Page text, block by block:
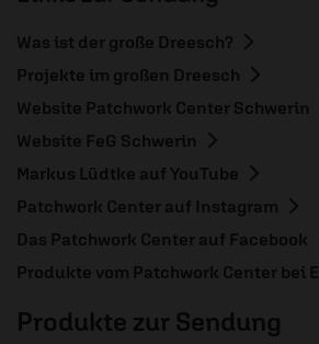
Was ist der große Dreesch?
Projekte im großen Dreesch
Website Patchwork Center Schwerin
Website FeG Schwerin
Markus Lüdtke auf YouTube
Patchwork Center auf Instagram
Das Patchwork Center auf Facebook
Produkte vom Patchwork Center bei
Produkte zur Sendung